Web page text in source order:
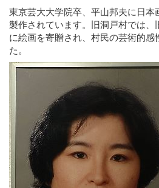
東京芸大大学院卒、平山邦夫に日本
製作されています。旧洞戸村では
に絵画を寄贈され、村民の芸術的感
た。